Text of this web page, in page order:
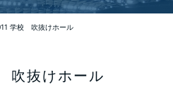
学校 吹抜けホール
吹抜けホール